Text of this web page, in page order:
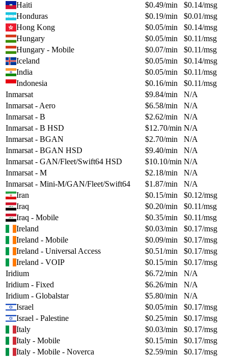
Haiti
$0.49/min $0.14/msg
Honduras
$0.19/min $0.01/msg
Hong Kong
$0.05/min $0.14/msg
Hungary
$0.05/min $0.11/msg
Hungary - Mobile
$0.07/min $0.11/msg
Iceland
$0.05/min $0.14/msg
India
$0.05/min $0.11/msg
Indonesia
$0.16/min $0.11/msg
Inmarsat
$9.84/min
N/A
Inmarsat - Aero
$6.58/min
N/A
Inmarsat - B
$2.62/min
N/A
Inmarsat - B HSD
$12.70/min N/A
Inmarsat - BGAN
$2.70/min
N/A
Inmarsat - BGAN HSD
$9.40/min
N/A
Inmarsat - GAN/Fleet/Swift64 HSD
$10.10/min N/A
Inmarsat - M
$2.18/min
N/A
Inmarsat - Mini-M/GAN/Fleet/Swift64
$1.87/min
N/A
Iran
$0.15/min $0.12/msg
Iraq
$0.20/min $0.11/msg
Iraq - Mobile
$0.35/min $0.11/msg
Ireland
$0.03/min $0.17/msg
Ireland - Mobile
$0.09/min $0.17/msg
Ireland - Universal Access
$0.51/min $0.17/msg
Ireland - VOIP
$0.15/min $0.17/msg
Iridium
$6.72/min
N/A
Iridium - Fixed
$6.26/min
N/A
Iridium - Globalstar
$5.80/min
N/A
Israel
$0.05/min $0.17/msg
Israel - Palestine
$0.25/min $0.17/msg
Italy
$0.03/min $0.17/msg
Italy - Mobile
$0.15/min $0.17/msg
Italy - Mobile - Noverca
$2.59/min $0.17/msg